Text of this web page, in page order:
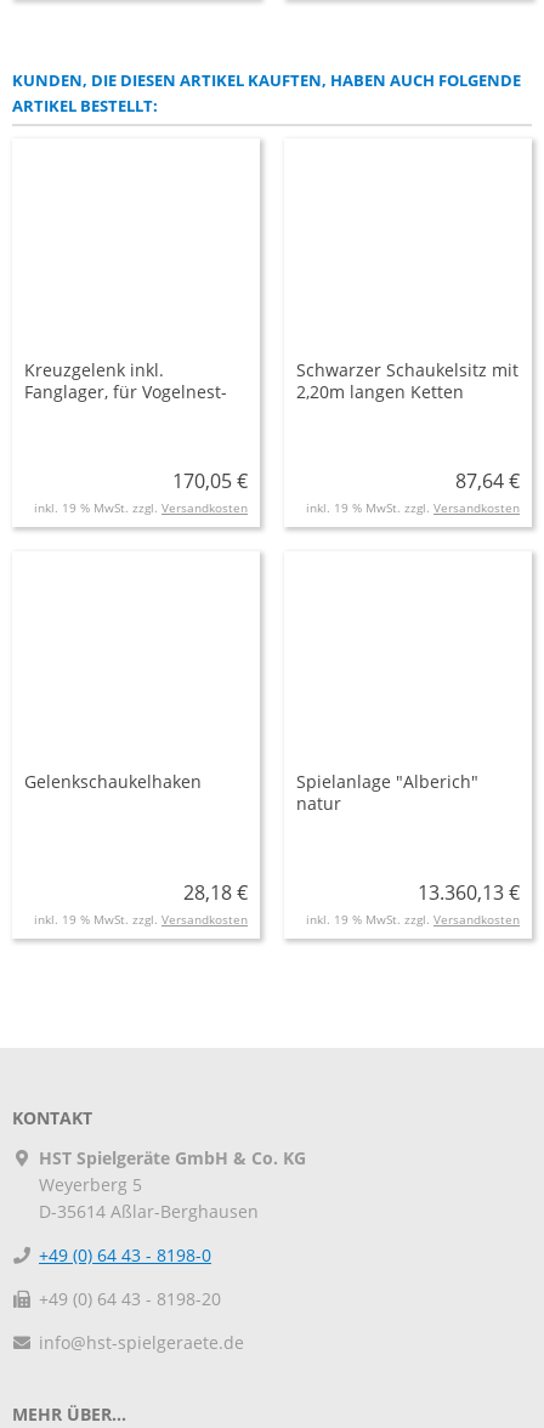
KUNDEN, DIE DIESEN ARTIKEL KAUFTEN, HABEN AUCH FOLGENDE
ARTIKEL BESTELLT:
Kreuzgelenk inkl.
Fanglager, für Vogelnest-
170,05 €
inkl. 19 % MwSt. zzgl. Versandkosten
Schwarzer Schaukelsitz mit
2,20m langen Ketten
87,64 €
inkl. 19 % MwSt. zzgl. Versandkosten
Gelenkschaukelhaken
28,18 €
inkl. 19 % MwSt. zzgl. Versandkosten
Spielanlage "Alberich"
natur
13.360,13 €
inkl. 19 % MwSt. zzgl. Versandkosten
KONTAKT
HST Spielgeräte GmbH & Co. KG
Weyerberg 5
D-35614 Aßlar-Berghausen
+49 (0) 64 43 - 8198-0
+49 (0) 64 43 - 8198-20
info@hst-spielgeraete.de
MEHR ÜBER...